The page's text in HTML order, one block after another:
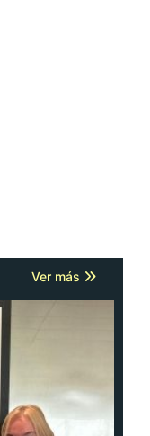
Ver más